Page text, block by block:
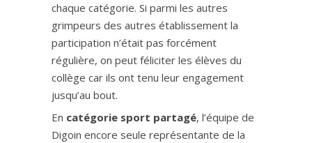
chaque catégorie. Si parmi les autres
grimpeurs des autres établissement la
participation n’était pas forcément
régulière, on peut féliciter les élèves du
collège car ils ont tenu leur engagement
jusqu’au bout.
En catégorie sport partagé, l’équipe de
Digoin encore seule représentante de la